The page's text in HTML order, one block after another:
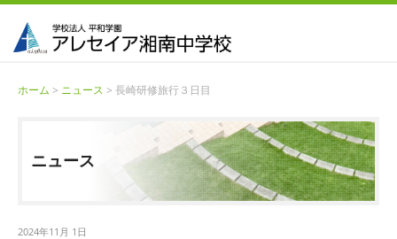
ホーム > ニュース > 長崎研修旅行３日目
ニュース
2024年11月 1日